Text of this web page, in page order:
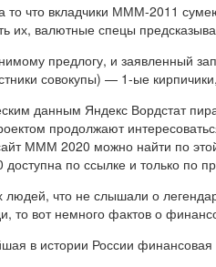
что вкладчики МММ-2011
их, валютные спецы
предлогу, и заявленный
совокупы) — 1-ые
данным Яндекс Вордстат
продолжают
МММ 2020 можно найти по
по ссылке и только по
людей, что не слышали о
то вот немного фактов о
в истории России